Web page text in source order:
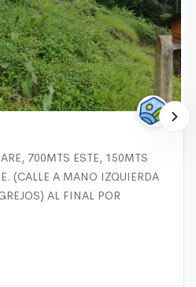
700MTS ESTE, 150MTS
(CALLE A MANO IZQUIERDA
AL FINAL POR